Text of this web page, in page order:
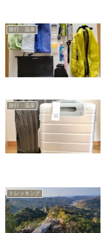
旅行・温泉
旅行・温泉
トレッキング